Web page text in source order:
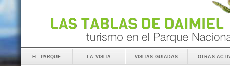
el parque la visita visitas guiadas otras